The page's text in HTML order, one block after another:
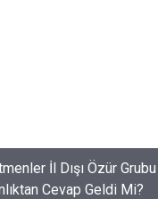
İl Dışı Özür
Cevap Geldi Mi?